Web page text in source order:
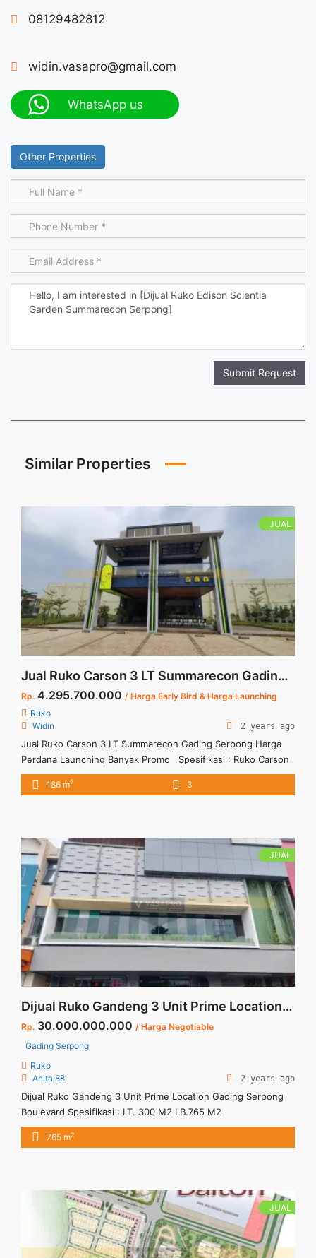
08129482812
widin.vasapro@gmail.com
WhatsApp us
Other Properties
Submit Request
Similar Properties
JUAL
Jual Ruko Carson 3 LT Summarecon Gading Serpong Harga Perdana Launching Banyak Promo
Rp. 4.295.700.000 / Harga Early Bird & Harga Launching
Ruko
Widin
2 years ago
Jual Ruko Carson 3 LT Summarecon Gading Serpong Harga
Perdana Launching Banyak Promo Spesifikasi : Ruko Carson
3 LT Luas Tanah : 80 sqm (5 x 16) Luas Bangunan : 186 sqm
Kamar Mandi : 3 Free IPL : 24 Bln Serah Terima Unit : 24 Bln
Perdana Launching Banyak Promo" class="read-more"
href="https://vasapro.com/property/jual-ruko-carson-3-lt-
summarecon-gading-serpong-harga-perdana-launching-
banyak-promo-2/" aria-label="Read more about Jual Ruko
Carson 3 LT Summarecon Gading Serpong Harga Perdana
Launching Banyak Promo">Read more</a>
186 m2 3
JUAL
Dijual Ruko Gandeng 3 Unit Prime Location Gading Serpong Boulevard
Rp. 30.000.000.000 / Harga Negotiable
Gading Serpong
Ruko
Anita 88
2 years ago
Dijual Ruko Gandeng 3 Unit Prime Location Gading Serpong
Boulevard Spesifikasi : LT. 300 M2 LB.765 M2
765 m2
JUAL